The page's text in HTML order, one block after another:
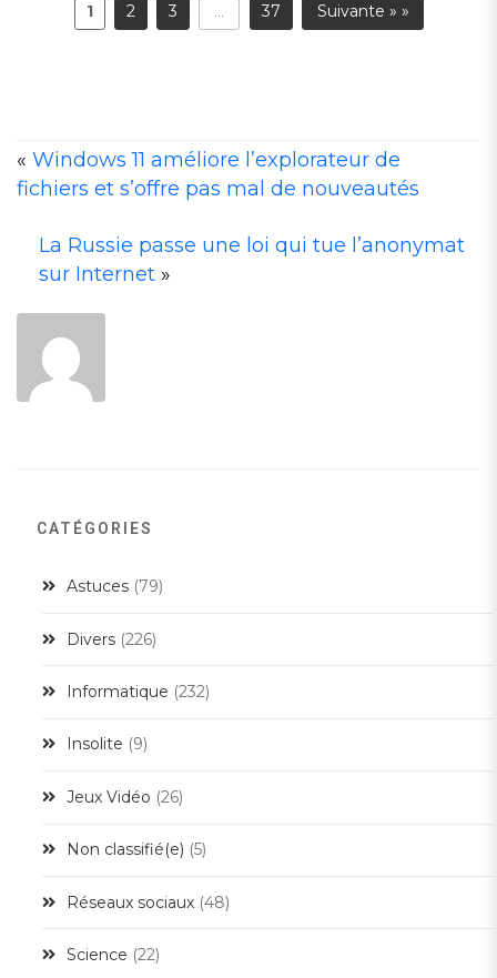
1 2 3 … 37 Suivante » »
« Windows 11 améliore l’explorateur de
fichiers et s’offre pas mal de nouveautés
La Russie passe une loi qui tue l’anonymat
sur Internet »
CATÉGORIES
Astuces (79)
Divers (226)
Informatique (232)
Insolite (9)
Jeux Vidéo (26)
Non classifié(e) (5)
Réseaux sociaux (48)
Science (22)